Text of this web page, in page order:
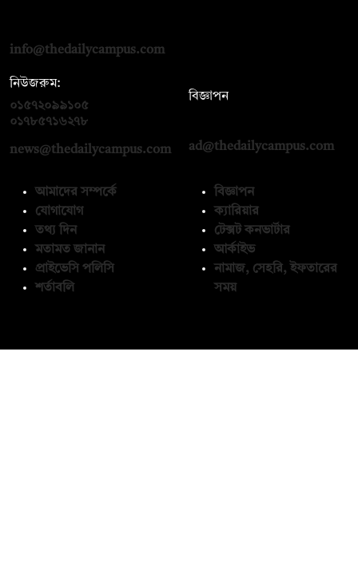
info@thedailycampus.com
নিউজরুম:
০১৫৭২০৯৯১০৫
০১৭৮৫৭১৬২৭৮
news@thedailycampus.com
বিজ্ঞাপন
ad@thedailycampus.com
আমাদের সম্পর্কে
যোগাযোগ
তথ্য দিন
মতামত জানান
প্রাইভেসি পলিসি
শর্তাবলি
বিজ্ঞাপন
ক্যারিয়ার
টেক্সট কনভার্টার
আর্কাইভ
নামাজ, সেহরি, ইফতারের
সময়